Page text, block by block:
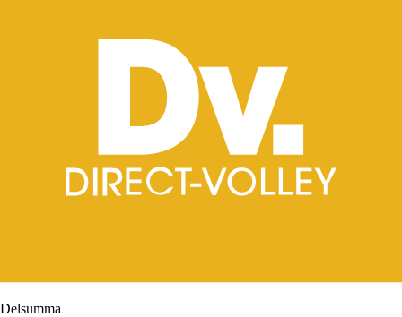
Delsumma